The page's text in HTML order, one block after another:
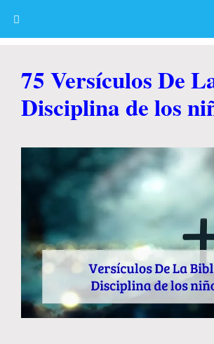
75 Versículos De
Disciplina de los